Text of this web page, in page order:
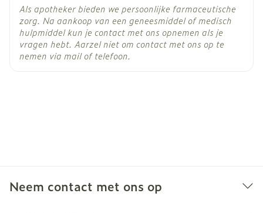
voorkomen dat kinderen in contact komen met
het diergeneesmiddel.
Overgevoeligheidsreacties bij mensen zijn
waargenomen. Niet eten, drinken of roken
plasmaeiwitten en kan concurreren met andere
Als apotheker bieden we persoonlijke farmaceutische
zorg. Na aankoop van een geneesmiddel of medisch
hulpmiddel kun je contact met ons opnemen als je
vragen hebt. Aarzel niet om contact met ons op te
nemen via mail of telefoon.
Neem contact met ons op